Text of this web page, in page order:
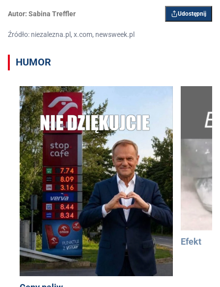
Autor: Sabina Treffler Udostępnij
Źródło: niezalezna.pl, x.com, newsweek.pl
HUMOR
Efekt